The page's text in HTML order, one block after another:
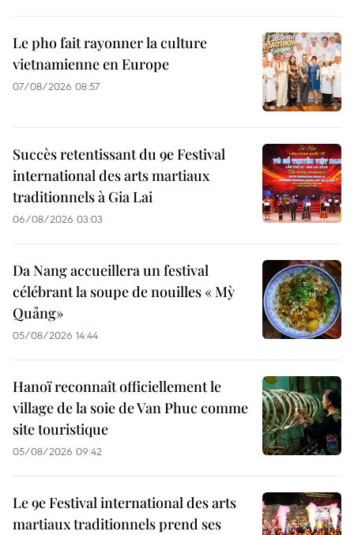
Le pho fait rayonner la culture
vietnamienne en Europe
07/08/2026 08:57
Succès retentissant du 9e Festival
international des arts martiaux
traditionnels à Gia Lai
06/08/2026 03:03
Da Nang accueillera un festival
célébrant la soupe de nouilles « Mỳ
Quảng»
05/08/2026 14:44
Hanoï reconnaît officiellement le
village de la soie de Van Phuc comme
site touristique
05/08/2026 09:42
Le 9e Festival international des arts
martiaux traditionnels prend ses